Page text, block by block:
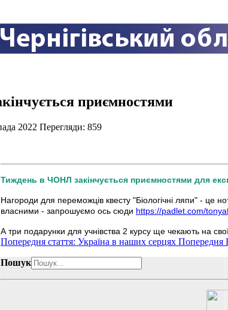
приємностями
2022 Перегляди: 859
Тиждень в ЧОНЛ закінчується приємностями для
Нагороди для переможців квесту "Біологічні ляпи" - це
власними - запрошуємо ось сюди https://padlet.com/
А три подарунки для учнівства 2 курсу ще чекають на
Попередня стаття: Україна в наших серцях Попередня
Пошук